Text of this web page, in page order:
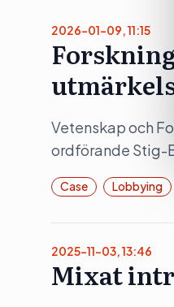
2026-01-09, 11:15
Vetenskap och
ordförande Stig-
Case Lobbying
2025-11-03, 13:46
Mixat